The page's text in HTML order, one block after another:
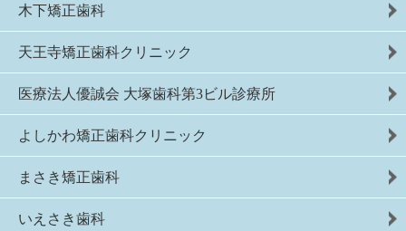
木下矯正歯科
天王寺矯正歯科クリニック
医療法人優誠会 大塚歯科第3ビル診療所
よしかわ矯正歯科クリニック
まさき矯正歯科
いえさき歯科